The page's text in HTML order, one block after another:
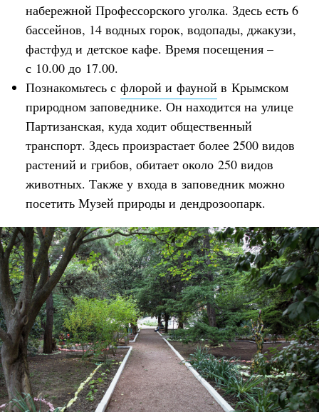
набережной Профессорского уголка. Здесь есть 6
бассейнов, 14 водных горок, водопады, джакузи,
фастфуд и детское кафе. Время посещения –
с 10.00 до 17.00.
Познакомьтесь с флорой и фауной в Крымском
природном заповеднике. Он находится на улице
Партизанская, куда ходит общественный
транспорт. Здесь произрастает более 2500 видов
растений и грибов, обитает около 250 видов
животных. Также у входа в заповедник можно
посетить Музей природы и дендрозоопарк.